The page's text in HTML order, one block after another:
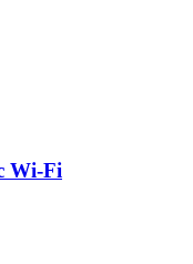
Wi-Fi